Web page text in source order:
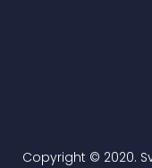
Copyright © 2020.